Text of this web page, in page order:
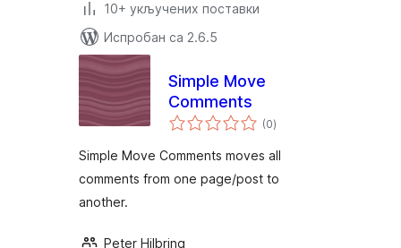
10+ укључених поставки
Испробан са 2.6.5
Simple Move
Comments
(0укупних
оцена
)
Simple Move Comments moves all
comments from one page/post to
another.
Peter Hilbring